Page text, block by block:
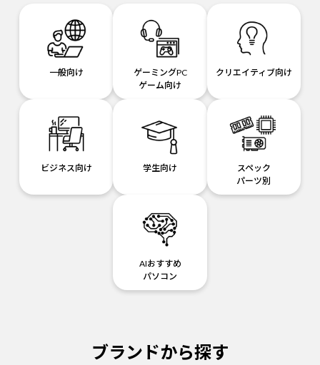
一般向け
ゲーミングPC
ゲーム向け
クリエイティブ向け
ビジネス向け 学生向け
スペック
パーツ別
AIおすすめ
パソコン
ブランドから探す